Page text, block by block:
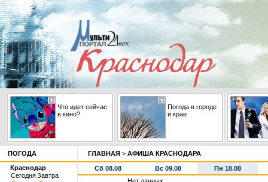
Что идет сейчас
в кино?
Погода в городе
и крае
ПОГОДА
Краснодар
СегодняЗавтра
ГЛАВНАЯ > АФИША КРАСНОДАРА
Сб 08.08 Вс 09.08
Пн 10.08